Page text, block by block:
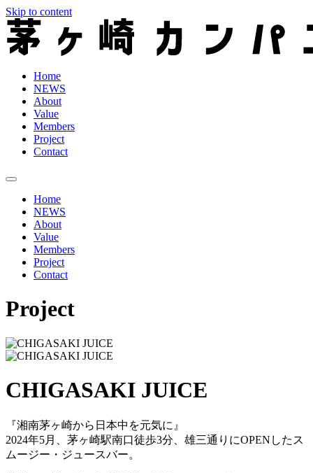
Skip to content
Home
NEWS
About
Value
Members
Project
Contact
Home
NEWS
About
Value
Members
Project
Contact
Project
CHIGASAKI JUICE
『湘南茅ヶ崎から日本中を元気に』
2024年5月、茅ヶ崎駅南口徒歩3分、雄三通りにOPENしたス
ムージー・ジュースバー。